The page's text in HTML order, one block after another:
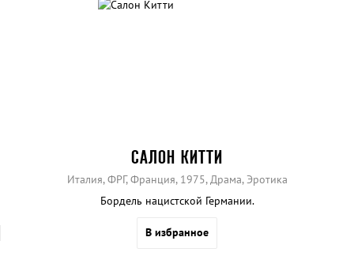
САЛОН КИТТИ
Италия, ФРГ, Франция, 1975, Драма, Эротика
Бордель нацистской Германии.
В избранное